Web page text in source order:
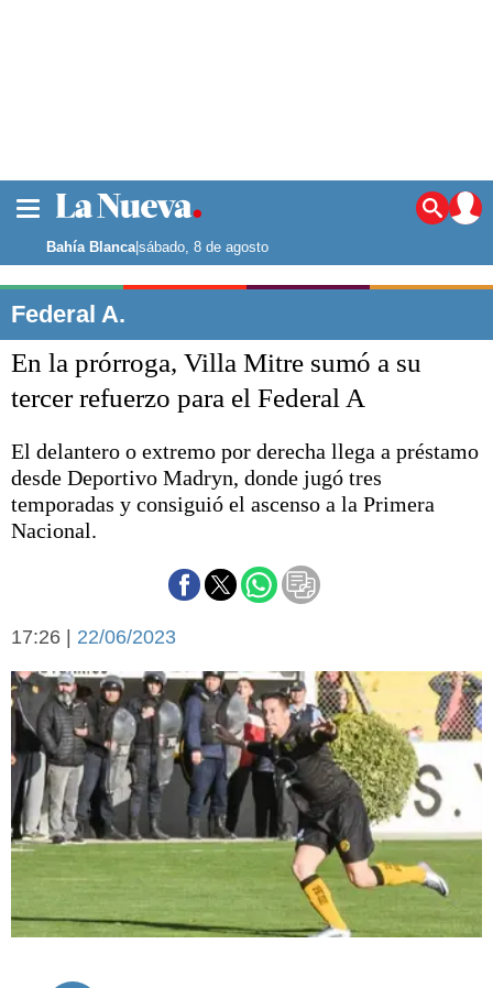
Noticias
La ciudad
Punta Alta
El mundo
Seguridad
Deportes
Escenario Olímpico
Liga del Sur
Básquetbol
Federal A
Aplausos
Con el campo
Espacio empresas
Sociedad y tiempo
libre
Sociedad
Tecnología
Turismo
Salud
Cartón Lleno
Bahía Blanca|sábado, 8 de agosto
Federal A.
En la prórroga, Villa Mitre sumó a su
tercer refuerzo para el Federal A
El delantero o extremo por derecha llega a préstamo
desde Deportivo Madryn, donde jugó tres
temporadas y consiguió el ascenso a la Primera
Nacional.
17:26 | 22/06/2023